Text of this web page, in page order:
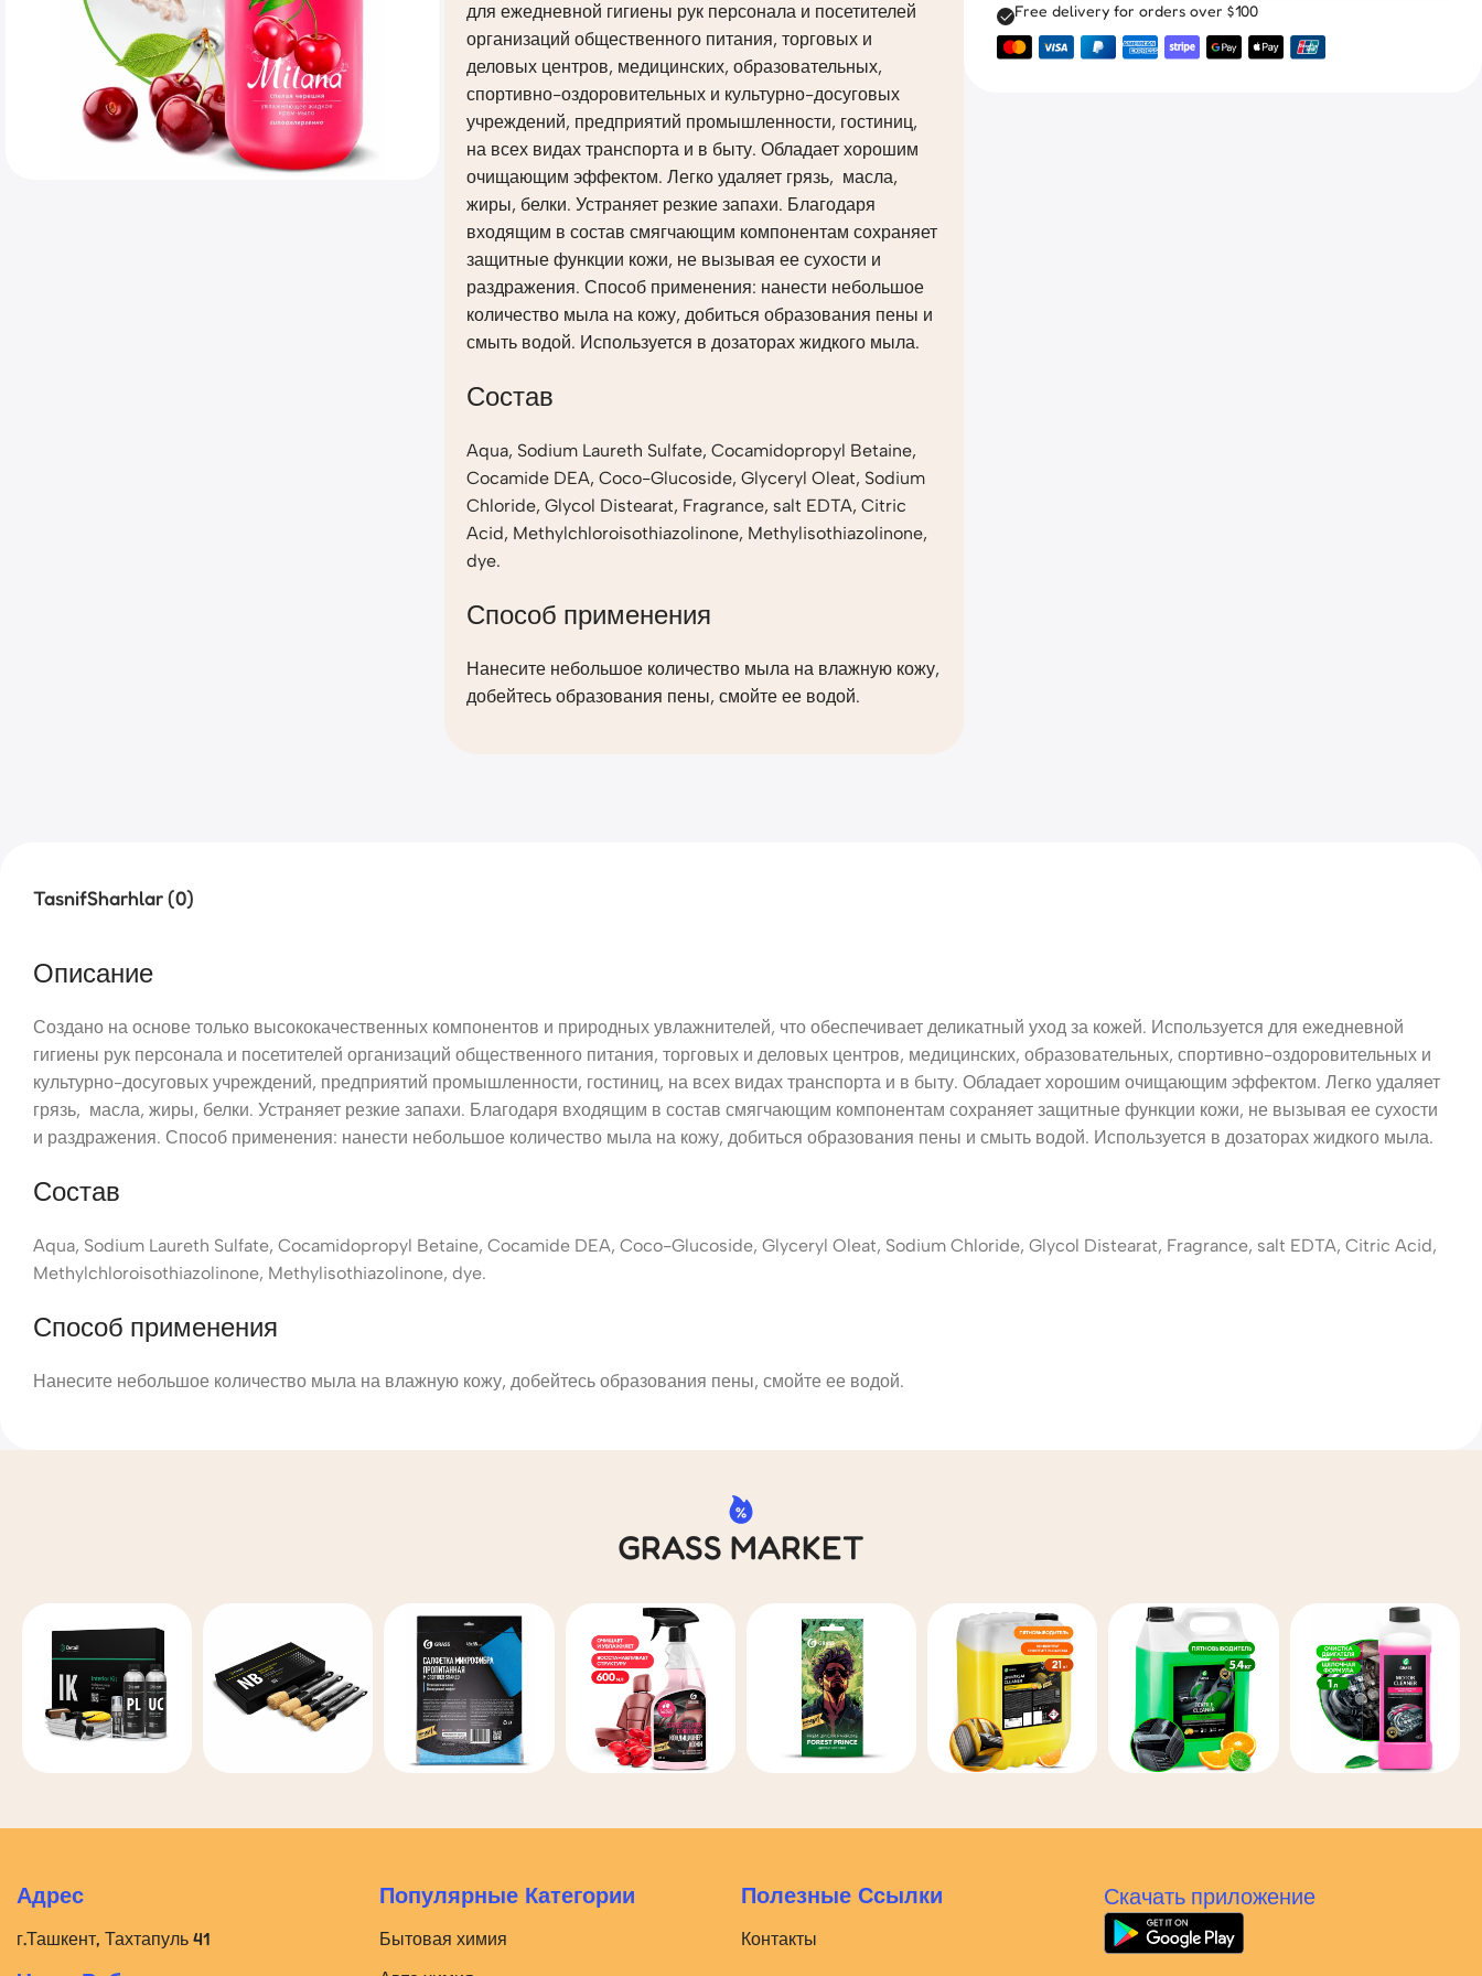
для ежедневной гигиены рук персонала и посетителей
организаций общественного питания, торговых и
деловых центров, медицинских, образовательных,
спортивно-оздоровительных и культурно-досуговых
учреждений, предприятий промышленности, гостиниц,
на всех видах транспорта и в быту. Обладает хорошим
очищающим эффектом. Легко удаляет грязь, масла,
жиры, белки. Устраняет резкие запахи. Благодаря
входящим в состав смягчающим компонентам сохраняет
защитные функции кожи, не вызывая ее сухости и
раздражения. Способ применения: нанести небольшое
количество мыла на кожу, добиться образования пены и
смыть водой. Используется в дозаторах жидкого мыла.
Состав
Aqua, Sodium Laureth Sulfate, Cocamidopropyl Betaine,
Cocamide DEA, Coco-Glucoside, Glyceryl Oleat, Sodium
Chloride, Glycol Distearat, Fragrance, salt EDTA, Citric
Acid, Methylchloroisothiazolinone, Methylisothiazolinone,
dye.
Способ применения
Нанесите небольшое количество мыла на влажную кожу,
добейтесь образования пены, смойте ее водой.
Free delivery for orders over $100
TasnifSharhlar (0)
Описание
Создано на основе только высококачественных компонентов и природных увлажнителей, что обеспечивает деликатный уход за кожей. Используется для ежедневной
гигиены рук персонала и посетителей организаций общественного питания, торговых и деловых центров, медицинских, образовательных, спортивно-оздоровительных и
культурно-досуговых учреждений, предприятий промышленности, гостиниц, на всех видах транспорта и в быту. Обладает хорошим очищающим эффектом. Легко удаляет
грязь, масла, жиры, белки. Устраняет резкие запахи. Благодаря входящим в состав смягчающим компонентам сохраняет защитные функции кожи, не вызывая ее сухости
и раздражения. Способ применения: нанести небольшое количество мыла на кожу, добиться образования пены и смыть водой. Используется в дозаторах жидкого мыла.
Состав
Aqua, Sodium Laureth Sulfate, Cocamidopropyl Betaine, Cocamide DEA, Coco-Glucoside, Glyceryl Oleat, Sodium Chloride, Glycol Distearat, Fragrance, salt EDTA, Citric Acid,
Methylchloroisothiazolinone, Methylisothiazolinone, dye.
Способ применения
Нанесите небольшое количество мыла на влажную кожу, добейтесь образования пены, смойте ее водой.
GRASS MARKET
Адрес
г.Ташкент, Тахтапуль 41
Популярные Категории
Бытовая химия
Полезные Ссылки
Контакты
Скачать приложение